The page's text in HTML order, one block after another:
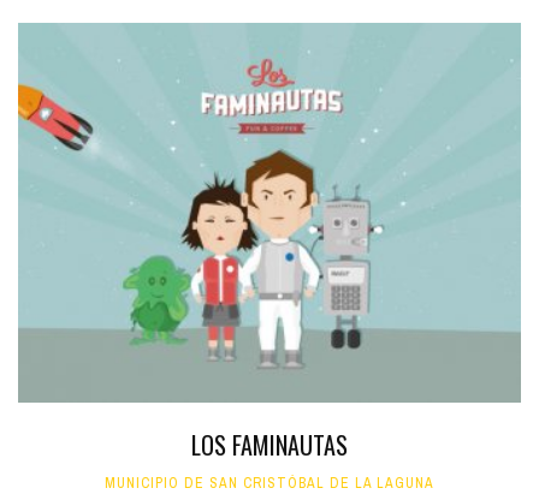
LOS FAMINAUTAS
MUNICIPIO DE SAN CRISTÓBAL DE LA LAGUNA